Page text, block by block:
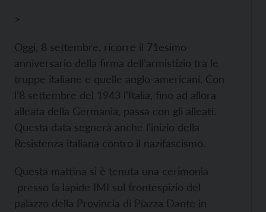
>
Oggi, 8 settembre, ricorre il 71esimo
anniversario della firma dell’armistizio tra le
truppe italiane e quelle anglo-americani. Con
l’8 settembre del 1943 l’Italia, fino ad allora
alleata della Germania, passa con gli alleati.
Questa data segnerà anche l’inizio della
Resistenza italiana contro il nazifascismo.
Questa mattina si è tenuta una cerimonia
presso la lapide IMI sul frontespizio del
palazzo della Provincia di Piazza Dante in